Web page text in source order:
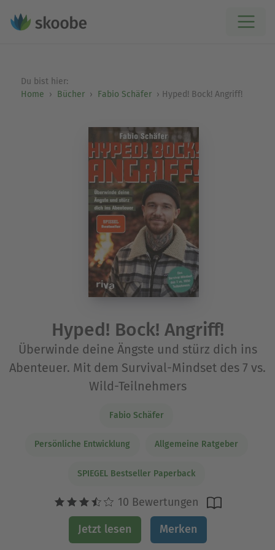
Du bist hier:
Home
Bücher Fabio Schäfer Hyped! Bock! Angriff!
Hyped! Bock! Angriff!
Überwinde deine Ängste und stürz dich ins
Abenteuer. Mit dem Survival-Mindset des 7 vs.
Wild-Teilnehmers
Fabio Schäfer
Persönliche Entwicklung Allgemeine Ratgeber
SPIEGEL Bestseller Paperback
10 Bewertungen
Jetzt lesen Merken